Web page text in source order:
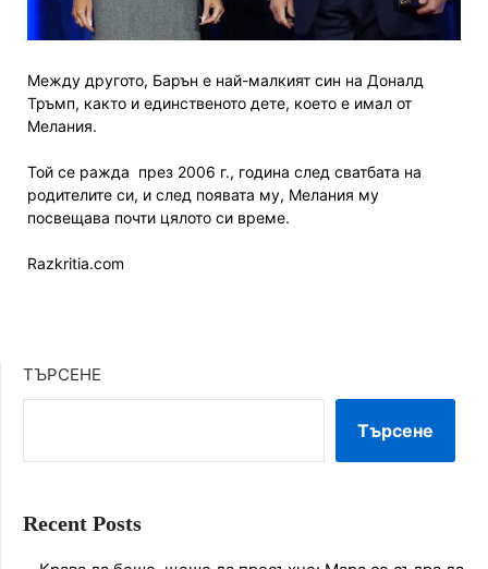
Между другото, Барън е най-малкият син на Доналд
Тръмп, както и единственото дете, което е имал от
Мелания.
Той се ражда през 2006 г., година след сватбата на
родителите си, и след появата му, Мелания му
посвещава почти цялото си време.
Razkritia.com
ТЪРСЕНЕ
Търсене
Recent Posts